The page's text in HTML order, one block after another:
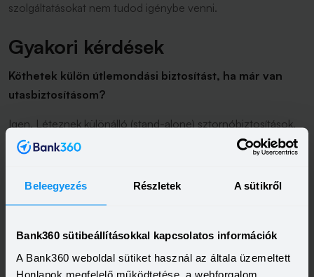
Beleegyezés Részletek A sütikről
Bank360 sütibeállításokkal kapcsolatos információk
A Bank360 weboldal sütiket használ az általa üzemeltett
Honlapok megfelelő működtetése, a webforgalom
szolgáltatásokat nem tudod igénybe venni.
Gyakori kérdések
Köthetek külön útlemondási biztosítást, ha már van
utasbiztosításom?
Igen. Léteznek különálló (stand-alone) sztornóbiztosítások.
Honnan tudom, hogy Covidra is térít-e az útlemondási
A Bank360 utasbiztosítás kalkulátora az ajánlatok mellett
sztornóbiztosítás?